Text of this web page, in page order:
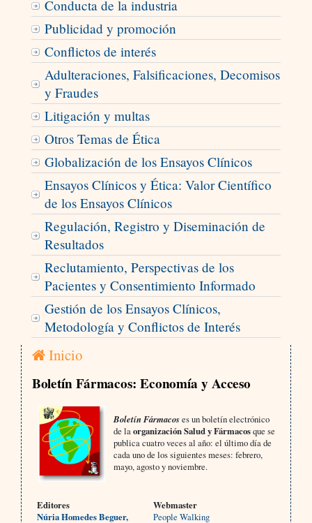
Conducta de la industria
Publicidad y promoción
Conflictos de interés
Adulteraciones, Falsificaciones, Decomisos
y Fraudes
Litigación y multas
Otros Temas de Ética
Globalización de los Ensayos Clínicos
Ensayos Clínicos y Ética: Valor Científico
de los Ensayos Clínicos
Regulación, Registro y Diseminación de
Resultados
Reclutamiento, Perspectivas de los
Pacientes y Consentimiento Informado
Gestión de los Ensayos Clínicos,
Metodología y Conflictos de Interés
Inicio
Boletín Fármacos: Economía y Acceso
Boletín Fármacoses un boletín electrónico
de laorganización Salud y Fármacosque se
publica cuatro veces al año: el último día de
cada uno de los siguientes meses: febrero,
mayo, agosto y noviembre.
Editores
Núria Homedes Beguer,
Webmaster
People Walking